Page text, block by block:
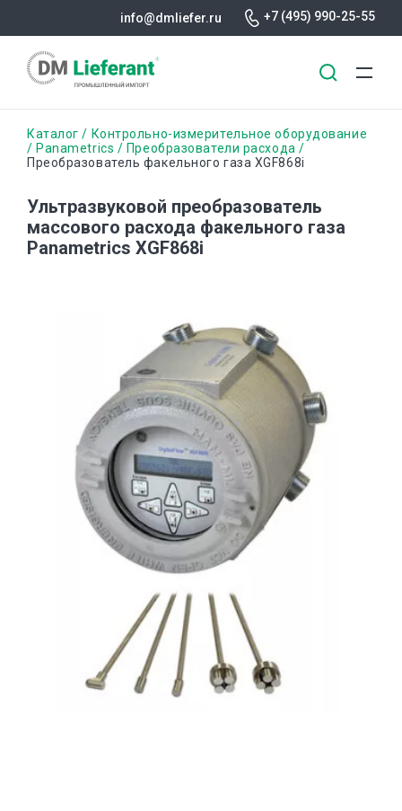
основному
info@dmliefer.ru +7 (495) 990-25-55
Строка
навигации
Каталог
Контрольно-измерительное оборудование
Panametrics
Преобразователи расхода
Преобразователь факельного газа XGF868i
Ультразвуковой преобразователь
массового расхода факельного газа
Panametrics XGF868i